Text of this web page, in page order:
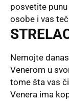
posvetite
osobe i vas
Nemojte
Venerom u
tome šta vas
Venera ima